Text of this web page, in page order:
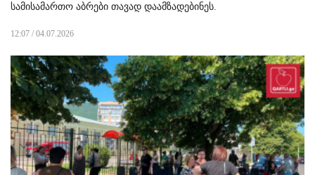
სამისამართო აბრები თავად დაამზადებინეს.
12:07 / 04.07.2026